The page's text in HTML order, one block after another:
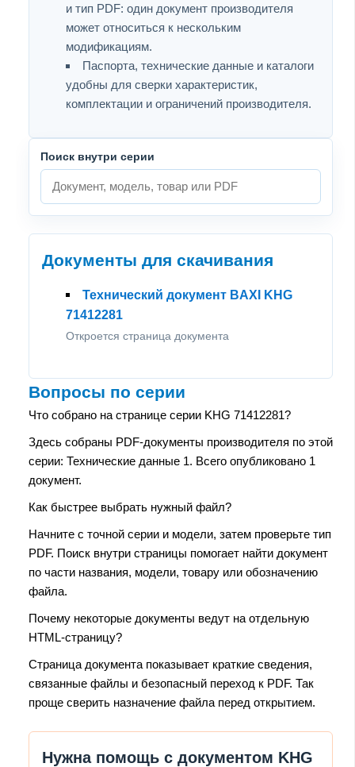
и тип PDF: один документ производителя
может относиться к нескольким
модификациям.
Паспорта, технические данные и каталоги
удобны для сверки характеристик,
комплектации и ограничений производителя.
Поиск внутри серии
Документы для скачивания
Технический документ BAXI KHG
71412281
Откроется страница документа
Вопросы по серии
Что собрано на странице серии KHG 71412281?
Здесь собраны PDF-документы производителя по этой
серии: Технические данные 1. Всего опубликовано 1
документ.
Как быстрее выбрать нужный файл?
Начните с точной серии и модели, затем проверьте тип
PDF. Поиск внутри страницы помогает найти документ
по части названия, модели, товару или обозначению
файла.
Почему некоторые документы ведут на отдельную
HTML-страницу?
Страница документа показывает краткие сведения,
связанные файлы и безопасный переход к PDF. Так
проще сверить назначение файла перед открытием.
Нужна помощь с документом KHG